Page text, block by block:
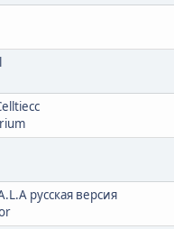
русская версия